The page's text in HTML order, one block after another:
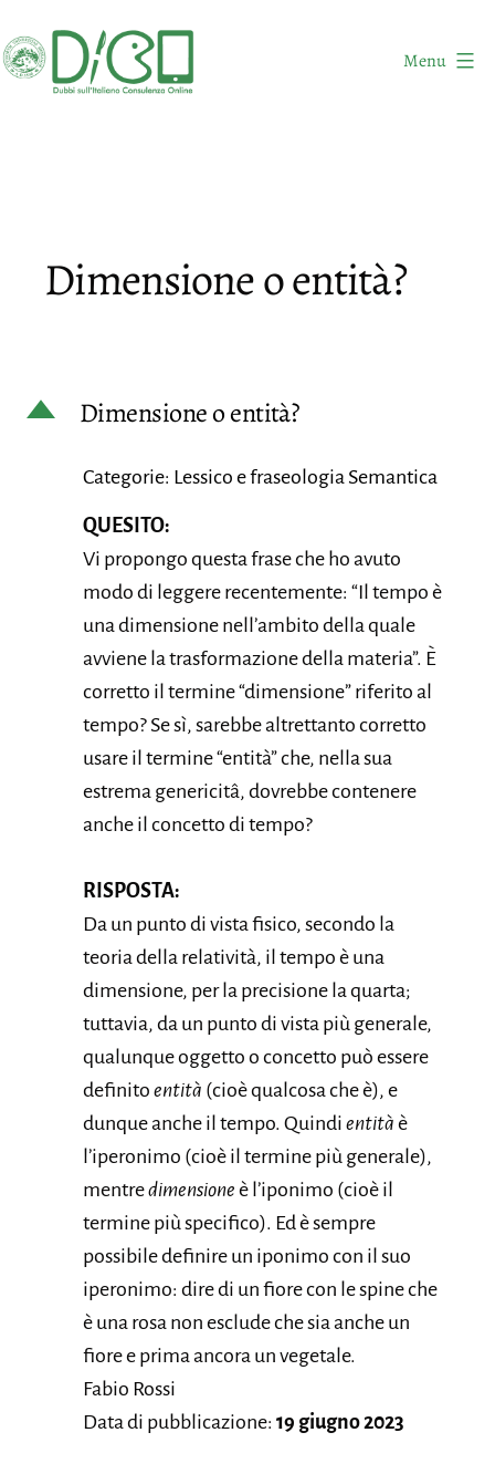
al
contenuto
Online
Menu
Dimensione o entità?
D Dimensione o entità?
Categorie: Lessico e fraseologia Semantica
QUESITO:
Vi propongo questa frase che ho avuto
modo di leggere recentemente: “Il tempo è
una dimensione nell’ambito della quale
avviene la trasformazione della materia”. È
corretto il termine “dimensione” riferito al
tempo? Se sì, sarebbe altrettanto corretto
usare il termine “entità” che, nella sua
estrema genericitâ, dovrebbe contenere
anche il concetto di tempo?
RISPOSTA:
Da un punto di vista fisico, secondo la
teoria della relatività, il tempo è una
dimensione, per la precisione la quarta;
tuttavia, da un punto di vista più generale,
qualunque oggetto o concetto può essere
definito entità (cioè qualcosa che è), e
dunque anche il tempo. Quindi entità è
l’iperonimo (cioè il termine più generale),
mentredimensione è l’iponimo (cioè il
termine più specifico). Ed è sempre
possibile definire un iponimo con il suo
iperonimo: dire di un fiore con le spine che
è una rosa non esclude che sia anche un
fiore e prima ancora un vegetale.
Fabio Rossi
Data di pubblicazione: 19 giugno 2023